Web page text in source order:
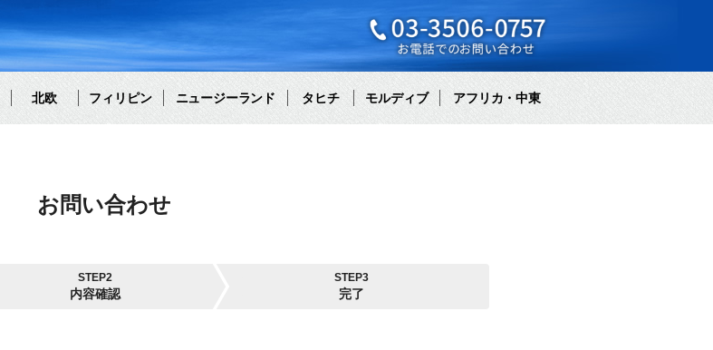
北欧 フィリピン ニュージーランド タヒチ モルディブ アフリカ・中東
お問い合わせ
STEP2
内容確認
STEP3
完了